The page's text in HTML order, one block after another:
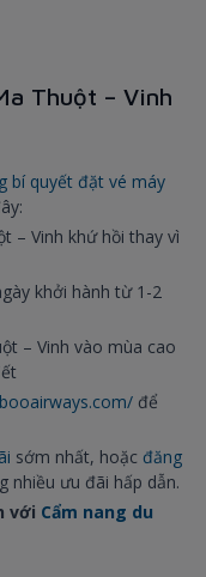
Thuột – Vinh
bí quyết đặt vé máy
– Vinh khứ hồi thay vì
khởi hành từ 1-2
– Vinh vào mùa cao
để
sớm nhất, hoặc đăng
nhiều ưu đãi hấp dẫn.
với Cẩm nang du